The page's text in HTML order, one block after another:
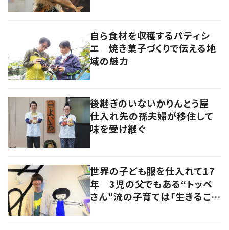
自ら食材を収穫するパティシ
エ 焼き菓子づくりで伝える地
域の魅力
後継ぎのいないかりんとう屋
仕入れ先の孫夫婦が移住して
味を受け継ぐ
世界の子ども服を仕入れて17
年 3児の父でもある“トッペ
さん”流の子育ては「生きること